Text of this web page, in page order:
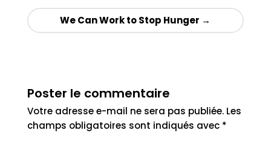
We Can Work to Stop Hunger →
Poster le commentaire
Votre adresse e-mail ne sera pas publiée. Les
champs obligatoires sont indiqués avec *